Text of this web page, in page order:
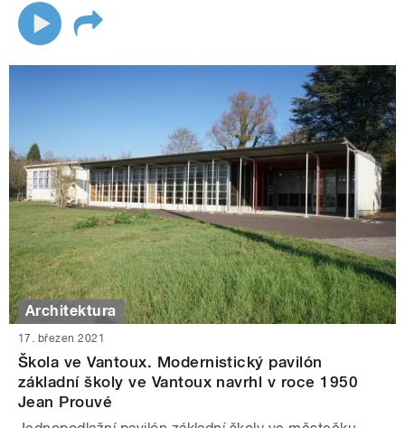
Architektura
17. březen 2021
Škola ve Vantoux. Modernistický pavilón
základní školy ve Vantoux navrhl v roce 1950
Jean Prouvé